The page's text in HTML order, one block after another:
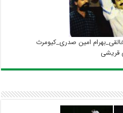
امین صدری_کیومرث
قریشی